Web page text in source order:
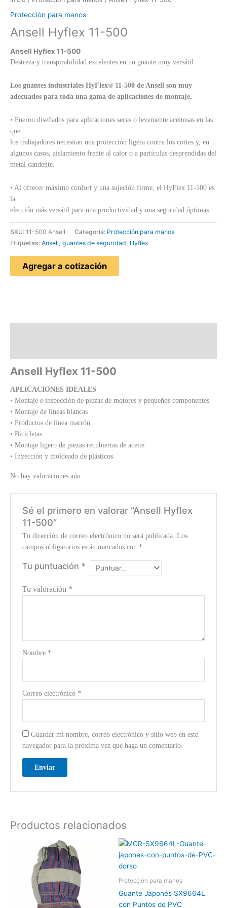
Protección para manos
Ansell Hyflex 11-500
Ansell Hyflex 11-500
Destreza y transpirabilidad excelentes en un guante muy versátil
Los guantes industriales HyFlex® 11-500 de Ansell son muy
adecuados para toda una gama de aplicaciones de montaje.
• Fueron diseñados para aplicaciones secas o levemente aceitosas en las
que
los trabajadores necesitan una protección ligera contra los cortes y, en
algunos casos, aislamiento frente al calor o a partículas desprendidas del
metal candente.
• Al ofrecer máximo confort y una sujeción firme, el HyFlex 11-500 es
la
elección más versátil para una productividad y una seguridad óptimas.
SKU: 11-500 Ansell Categoría: Protección para manos
Etiquetas: Ansell guantes de seguridad Hyflex
Agregar a cotización
Ansell Hyflex 11-500
APLICACIONES IDEALES
• Montaje e inspección de piezas de motores y pequeños componentes
• Montaje de líneas blancas
• Productos de línea marrón
• Bicicletas
• Montaje ligero de piezas recubiertas de aceite
• Inyección y moldeado de plásticos
No hay valoraciones aún.
Sé el primero en valorar “Ansell Hyflex
11-500”
Tu dirección de correo electrónico no será publicada. Los
campos obligatorios están marcados con *
Tu puntuación *
Tu valoración *
Nombre *
Correo electrónico *
Guardar mi nombre, correo electrónico y sitio web en este
navegador para la próxima vez que haga un comentario.
Productos relacionados
Protección para manos
Guante Japonés SX9664L
con Puntos de PVC